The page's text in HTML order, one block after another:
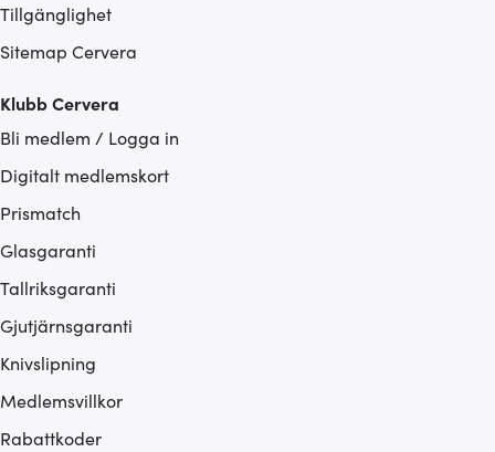
Tillgänglighet
Sitemap Cervera
Klubb Cervera
Bli medlem / Logga in
Digitalt medlemskort
Prismatch
Glasgaranti
Tallriksgaranti
Gjutjärnsgaranti
Knivslipning
Medlemsvillkor
Rabattkoder